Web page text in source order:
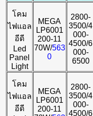
โคม
ไฟแอล
อีดี
Led
Panel
Light
MEGA
LP6001
200-11
70W/563
0
2800-
3500/4
000-
4500/6
000-
6500
โคม
ไฟแอล
อีดี
MEGA
LP6001
200-11
2800-
3500/4
000-
4500/6